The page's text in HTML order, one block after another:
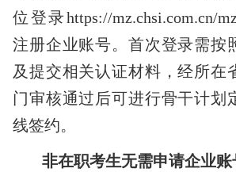
位登录https://mz.chsi.com.cn/
注册企业账号。首次登录需按
及提交相关认证材料，经所在
门审核通过后可进行骨干计划
线签约。
非在职考生无需申请企业账